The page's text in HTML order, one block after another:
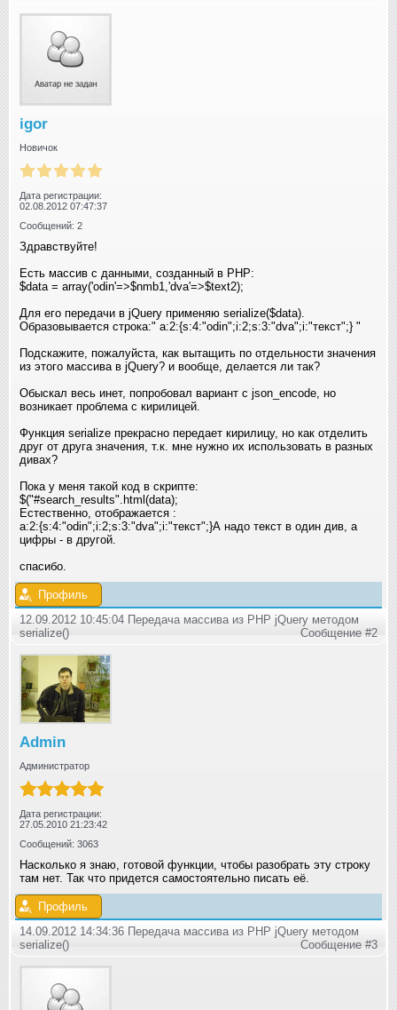
igor
Новичок
Дата регистрации:
02.08.2012 07:47:37
Сообщений: 2
Здравствуйте!
Есть массив с данными, созданный в РНР:
$data = array('odin'=>$nmb1,'dva'=>$text2);
Для его передачи в jQuery применяю serialize($data).
Образовывается строка:" a:2:{s:4:"odin";i:2;s:3:"dva";i:"текст";} "
Подскажите, пожалуйста, как вытащить по отдельности значения
из этого массива в jQuery? и вообще, делается ли так?
Обыскал весь инет, попробовал вариант с json_encode, но
возникает проблема с кирилицей.
Функция serialize прекрасно передает кирилицу, но как отделить
друг от друга значения, т.к. мне нужно их использовать в разных
дивах?
Пока у меня такой код в скрипте:
$("#search_results" .html(data);
Естественно, отображается :
a:2:{s:4:"odin";i:2;s:3:"dva";i:"текст";}А надо текст в один див, а
цифры - в другой.
спасибо.
Профиль
12.09.2012 10:45:04 Передача массива из PHP jQuery методом
serialize()
Сообщение #2
Admin
Администратор
Дата регистрации:
27.05.2010 21:23:42
Сообщений: 3063
Насколько я знаю, готовой функции, чтобы разобрать эту строку
там нет. Так что придется самостоятельно писать её.
Профиль
14.09.2012 14:34:36 Передача массива из PHP jQuery методом
serialize()
Сообщение #3